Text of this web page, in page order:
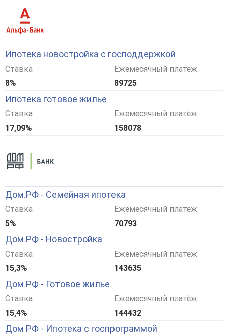
Ипотека новостройка с господдержкой
Ставка
8%
Ежемесячный платёж
89725
Ипотека готовое жилье
Ставка
17,09%
Ежемесячный платёж
158078
Дом.РФ - Семейная ипотека
Ставка
5%
Ежемесячный платёж
70793
Дом.РФ - Новостройка
Ставка
15,3%
Ежемесячный платёж
143635
Дом.РФ - Готовое жилье
Ставка
15,4%
Ежемесячный платёж
144432
Дом РФ - Ипотека с госпрограммой